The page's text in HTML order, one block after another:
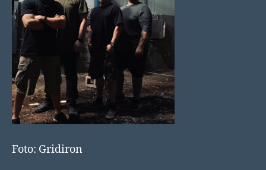
Foto: Gridiron